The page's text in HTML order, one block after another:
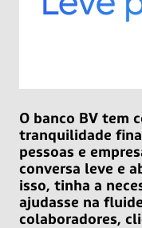
O banco BV tem
tranquilidade
pessoas e
conversa leve e
isso, tinha a
ajudasse na
colaboradores,